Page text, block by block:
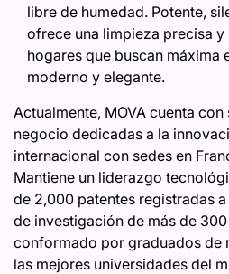
libre de humedad. Potente,
ofrece una limpieza precisa
hogares que buscan máxima
moderno y elegante.
Actualmente, MOVA cuenta
negocio dedicadas a la
internacional con sedes en
Mantiene un liderazgo
de 2,000 patentes registradas
de investigación de más de
conformado por graduados de
las mejores universidades del